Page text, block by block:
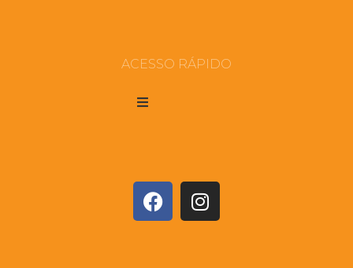
ACESSO RÁPIDO